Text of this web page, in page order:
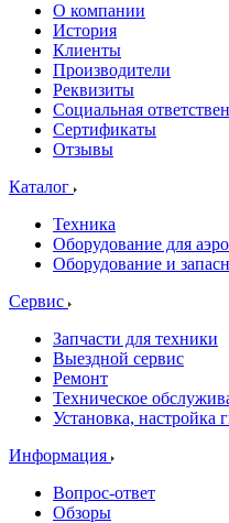
О компании
История
Клиенты
Производители
Реквизиты
Социальная
Сертификаты
Отзывы
Каталог
Техника
Оборудование для
Оборудование и
Сервис
Запчасти для техники
Выездной сервис
Ремонт
Техническое
Установка, настройка
Информация
Вопрос-ответ
Обзоры